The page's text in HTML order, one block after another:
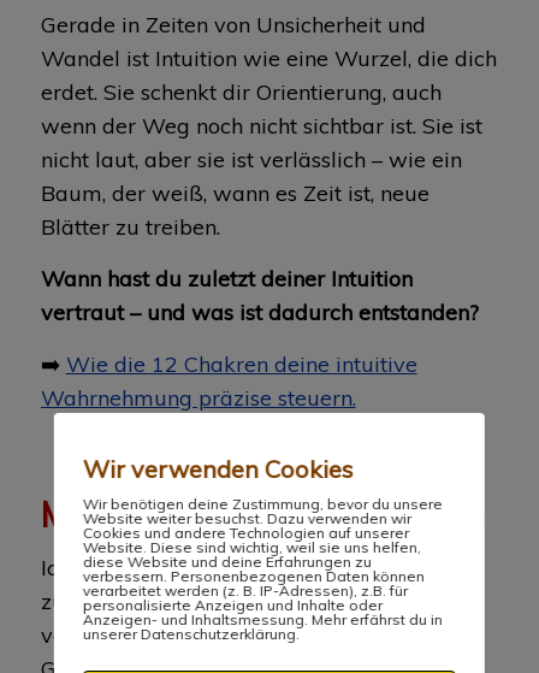
Gerade in Zeiten von Unsicherheit und
Wandel ist Intuition wie eine Wurzel, die dich
erdet. Sie schenkt dir Orientierung, auch
wenn der Weg noch nicht sichtbar ist. Sie ist
nicht laut, aber sie ist verlässlich – wie ein
Baum, der weiß, wann es Zeit ist, neue
Blätter zu treiben.
Wann hast du zuletzt deiner Intuition
vertraut – und was ist dadurch entstanden?
➡️ Wie die 12 Chakren deine intuitive
Wahrnehmung präzise steuern.
Meine Erfahrung mit Intuition
Ich erinnere mich an den Moment, als ich
zum ersten Mal bewusst meiner Intuition
vertraute. Keine Fakten. Nur ein klares
Wir verwenden Cookies
Wir benötigen deine Zustimmung, bevor du unsere
Website weiter besuchst. Dazu verwenden wir
Cookies und andere Technologien auf unserer
Website. Diese sind wichtig, weil sie uns helfen,
diese Website und deine Erfahrungen zu
verbessern. Personenbezogenen Daten können
verarbeitet werden (z. B. IP-Adressen), z.B. für
personalisierte Anzeigen und Inhalte oder
Anzeigen- und Inhaltsmessung. Mehr erfährst du in
unserer Datenschutzerklärung.